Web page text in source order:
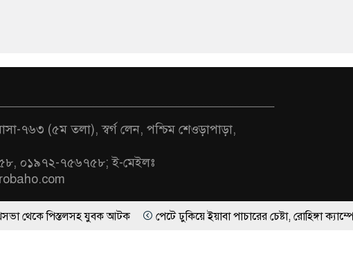
৭৬৩ (৫ম তলা), স্বর্গ লেন, পশ্চিম শেওড়াপাড়া,
০১৯৭২-৭৫৬৭৫৮; ই-মেইলঃ
যুবক আটক পেটে ঢুকিয়ে ইয়াবা পাচারের চেষ্টা, রোহিঙ্গা ক্যাম্পে আটক